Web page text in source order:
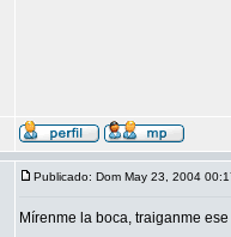
Publicado: Dom May 23, 2004
Mírenme la boca, traiganme